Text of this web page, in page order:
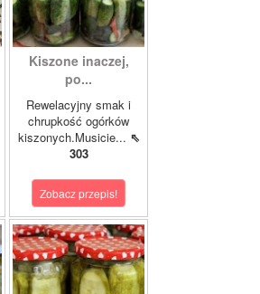
Kiszone inaczej,
po...
Rewelacyjny smak i
chrupkość ogórków
kiszonych.Musicie... ⇖
303
Zobacz przepis!